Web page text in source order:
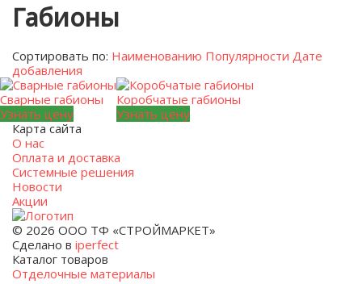
Габионы
Сортировать по: Наименованию Популярности Дате
добавления
Сварные габионы
Узнать цену
Коробчатые габионы
Узнать цену
Карта сайта
О нас
Оплата и доставка
Системные решения
Новости
Акции
© 2026 ООО ТФ «СТРОЙМАРКЕТ»
Сделано в iperfect
Каталог товаров
Отделочные материалы